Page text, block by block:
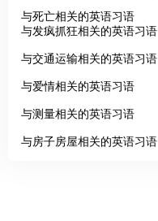
与死亡相关的英语习语
与发疯抓狂相关的英语习语
与交通运输相关的英语习语
与爱情相关的英语习语
与测量相关的英语习语
与房子房屋相关的英语习语